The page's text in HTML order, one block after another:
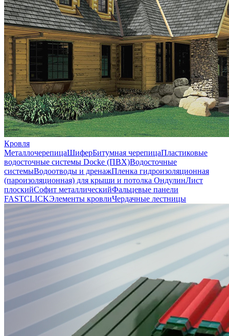
Кровля
МеталлочерепицаШиферБитумная черепицаПластиковые
водосточные системы Docke (ПВХ)Водосточные
системыВодоотводы и дренажПленка гидроизоляционная
(пароизоляционная) для крыши и потолка ОндулинЛист
плоскийСофит металлическийФальцевые панели
FASTCLICKЭлементы кровлиЧердачные лестницы